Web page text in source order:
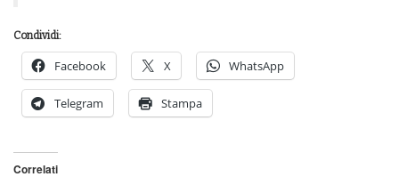
Condividi:
Facebook X WhatsApp
Telegram Stampa
Correlati